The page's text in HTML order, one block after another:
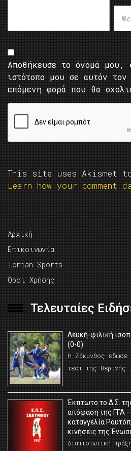
Αποθήκευσε το όνομά
ιστότοπο μου σε αυτόν
επόμενη φορά που θα
This site uses Akismet to
Learn how your comment
Αρχική
Επικοινωνία
Ionian Sports
Όροι Χρήσης
Τελευταίες
Λευκή-φιλική
(0-0)
Η Ζάκυνθος έδωσε
τεστ της θερινής
Έκπτωτο το Δ.Σ.
απόφαση της ΓΓΑ
καταγγελία
κινήσεις της
Διαπιστωτική